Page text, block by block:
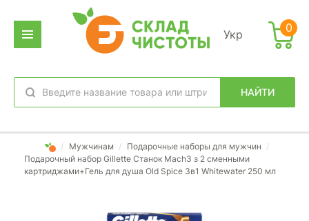
Укр
НАЙТИ
избранное вход
0
/ Мужчинам / Подарочные наборы для мужчин /
Подарочный набор Gillette Станок Mach3 з 2 сменными
картриджами+Гель для душа Old Spice 3в1 Whitewater 250 мл